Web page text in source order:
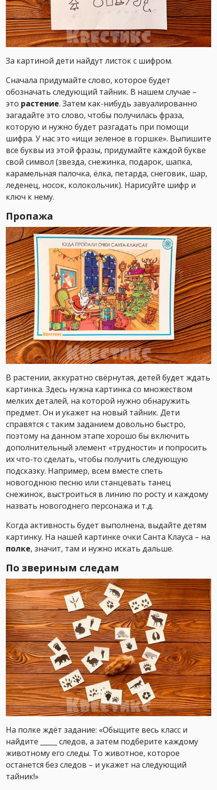
За картиной дети найдут листок с шифром.
Сначала придумайте слово, которое будет
обозначать следующий тайник. В нашем случае –
это растение. Затем как-нибудь завуалированно
загадайте это слово, чтобы получилась фраза,
которую и нужно будет разгадать при помощи
шифра. У нас это «ищи зеленое в горшке». Выпишите
все буквы из этой фразы, придумайте каждой букве
свой символ (звезда, снежинка, подарок, шапка,
карамельная палочка, ёлка, петарда, снеговик, шар,
леденец, носок, колокольчик). Нарисуйте шифр и
ключ к нему.
Пропажа
В растении, аккуратно свёрнутая, детей будет ждать
картинка. Здесь нужна картинка со множеством
мелких деталей, на которой нужно обнаружить
предмет. Он и укажет на новый тайник. Дети
справятся с таким заданием довольно быстро,
поэтому на данном этапе хорошо бы включить
дополнительный элемент «трудности» и попросить
их что-то сделать, чтобы получить следующую
подсказку. Например, всем вместе спеть
новогоднюю песню или станцевать танец
снежинок, выстроиться в линию по росту и каждому
назвать новогоднего персонажа и т.д.
Когда активность будет выполнена, выдайте детям
картинку. На нашей картинке очки Санта Клауса – на
полке, значит, там и нужно искать дальше.
По звериным следам
На полке ждёт задание: «Обыщите весь класс и
найдите _____ следов, а затем подберите каждому
животному его следы. То животное, которое
останется без следов – и укажет на следующий
тайник!»